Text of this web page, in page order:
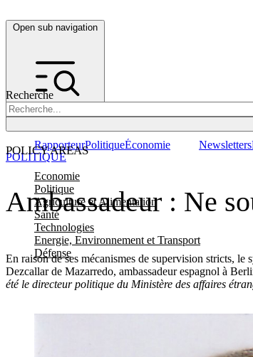
Open sub navigation
Recherche
POLICY AREAS
Economie
Politique
Agriculture et Alimentation
Santé
Technologies
Energie, Environnement et Transport
Défense
RapporteurPolitiqueÉconomie Newsletters
Ambassadeur : Ne
En raison de ses mécanismes de supervision stricts,
Dezcallar de Mazarredo, ambassadeur espagnol à
été le directeur politique du Ministère des affaires
POLITIQUE